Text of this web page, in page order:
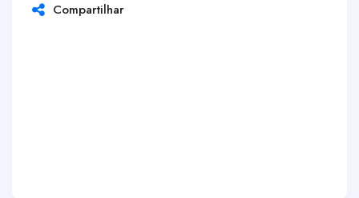
Compartilhar